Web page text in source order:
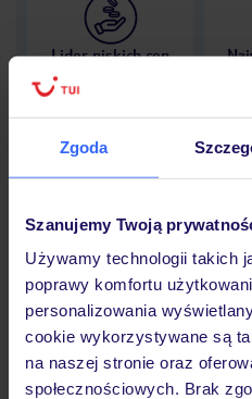
Zgoda
Szanujemy Twoją
Używamy technologii takich
poprawy komfortu
personalizowania
cookie wykorzystywane są
na naszej stronie oraz
społecznościowych. Brak
Lider niskich cen
Hotel
Opinie
Pokoje